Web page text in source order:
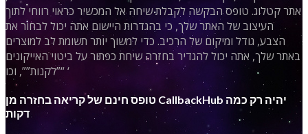
אתר קטלוג. טופס הבקשה לקבלת שיחה אל המכשיר כראוי רווחי לתוך
העיצוב של האתר שלך, כי בהגדרות היישום אתה יכול לבחור את
הצבע, גודל ומיקום של הרכיב. כדי למשוך יותר תשומת לב למוצרים
באתר שלך, אתה יכול להגדיר בחזרה שיחת כפתור על ביטוי האייקונים
“”לקנות””, וכו ‘
טופס חינם של קריאה בחזרה מן CallbackHub יהיה רק ​​כמה
דקות